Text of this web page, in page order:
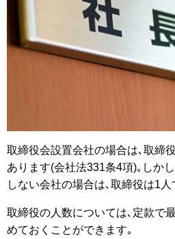
取締役会設置会社の場合は､取締
あります(会社法331条4項)｡しか
しない会社の場合は､取締役は1
取締役の人数については､定款で
めておくことができます｡